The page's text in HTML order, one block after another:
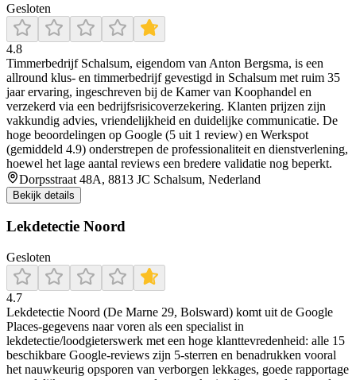
Gesloten
4.8
Timmerbedrijf Schalsum, eigendom van Anton Bergsma, is een
allround klus- en timmerbedrijf gevestigd in Schalsum met ruim 35
jaar ervaring, ingeschreven bij de Kamer van Koophandel en
verzekerd via een bedrijfsrisicoverzekering. Klanten prijzen zijn
vakkundig advies, vriendelijkheid en duidelijke communicatie. De
hoge beoordelingen op Google (5 uit 1 review) en Werkspot
(gemiddeld 4.9) onderstrepen de professionaliteit en dienstverlening,
hoewel het lage aantal reviews een bredere validatie nog beperkt.
Dorpsstraat 48A, 8813 JC Schalsum, Nederland
Bekijk details
Lekdetectie Noord
Gesloten
4.7
Lekdetectie Noord (De Marne 29, Bolsward) komt uit de Google
Places-gegevens naar voren als een specialist in
lekdetectie/loodgieterswerk met een hoge klanttevredenheid: alle 15
beschikbare Google-reviews zijn 5-sterren en benadrukken vooral
het nauwkeurig opsporen van verborgen lekkages, goede rapportage